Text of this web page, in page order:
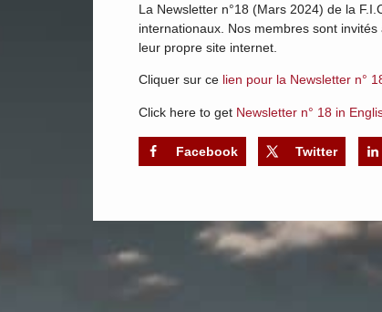
La Newsletter n°18 (Mars 2024) de la
internationaux. Nos membres sont
leur propre site internet.
Cliquer sur ce lien pour la Newsletter n°
Click here to get Newsletter n° 18 in
Facebook Twitter